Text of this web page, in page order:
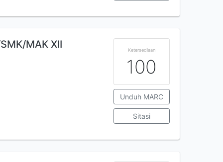
MAK XII Ketersediaan
100
Unduh MARC
Sitasi